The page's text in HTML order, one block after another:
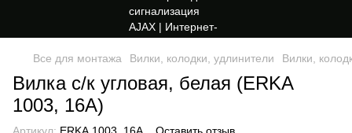
Все для монтажа Вилки, колодки, удлинители Вилки,
Вилка с/к угловая, белая (ERKA
1003, 16А)